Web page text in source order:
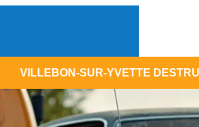
YVETTE DESTRUCTION VÉHICULE